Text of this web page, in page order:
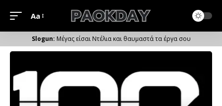
Μέγεθος
Γραμματοσειράς
Aa
Μέγας είσαι Ντέλια και θαυμαστά τα έργα σου